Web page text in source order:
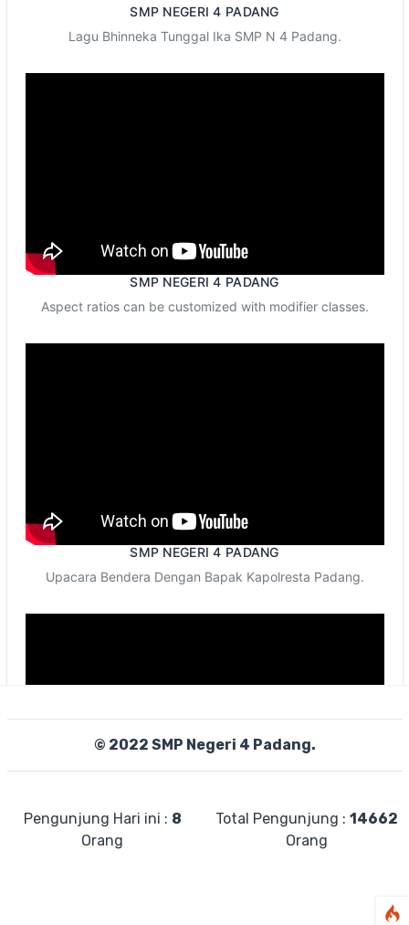
SMP NEGERI 4 PADANG
Lagu Bhinneka Tunggal Ika SMP N 4 Padang.
SMP NEGERI 4 PADANG
Aspect ratios can be customized with modifier classes.
SMP NEGERI 4 PADANG
Upacara Bendera Dengan Bapak Kapolresta Padang.
© 2022 SMP Negeri 4 Padang.
Pengunjung Hari ini : 8
Orang
Total Pengunjung : 14662
Orang